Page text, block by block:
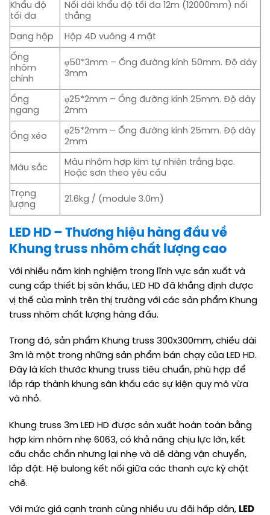
Khẩu độ
tối đa
Nối dài khẩu độ tối đa 12m (12000mm) nối
thẳng
Dạng hộp Hộp 4D vuông 4 mặt
Ống
nhôm
chính
φ50*3mm – Ống đường kính 50mm. Độ dày
3mm
Ống
ngang
φ25*2mm – Ống đường kính 25mm. Độ dày
2mm
Ống xéo
φ25*2mm – Ống đường kính 25mm. Độ dày
2mm
Màu sắc
Màu nhôm hợp kim tự nhiên trắng bạc.
Hoặc sơn theo yêu cầu
Trọng
lượng
21.6kg / (module 3.0m)
LED HD – Thương hiệu hàng đầu về
Khung truss nhôm chất lượng cao
Với nhiều năm kinh nghiệm trong lĩnh vực sản xuất và
cung cấp thiết bị sân khấu, LED HD đã khẳng định được
vị thế của mình trên thị trường với các sản phẩm Khung
truss nhôm chất lượng hàng đầu.
Trong đó, sản phẩm Khung truss 300x300mm, chiều dài
3m là một trong những sản phẩm bán chạy của LED HD.
Đây là kích thước khung truss tiêu chuẩn, phù hợp để
lắp ráp thành khung sân khấu các sự kiện quy mô vừa
và nhỏ.
Khung truss 3m LED HD được sản xuất hoàn toàn bằng
hợp kim nhôm nhẹ 6063, có khả năng chịu lực lớn, kết
cấu chắc chắn nhưng lại nhẹ và dễ dàng vận chuyển,
lắp đặt. Hệ bulong kết nối giữa các thanh cực kỳ chặt
chẽ.
Với mức giá cạnh tranh cùng nhiều ưu đãi hấp dẫn, LED